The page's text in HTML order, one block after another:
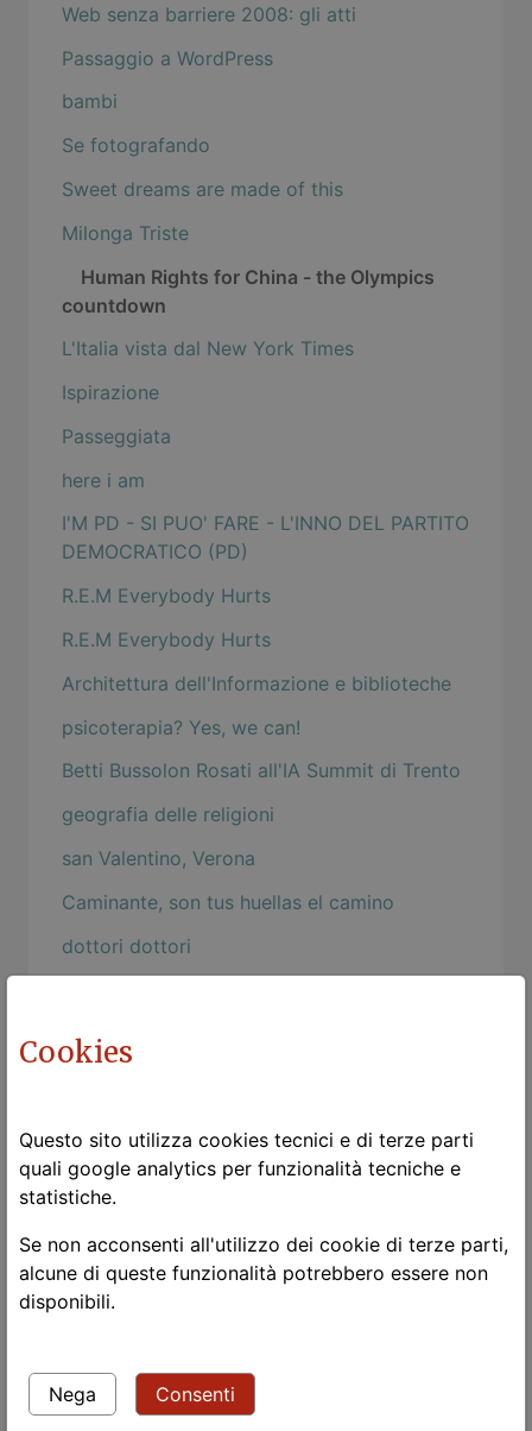
Web senza barriere 2008: gli atti
Passaggio a WordPress
bambi
Se fotografando
Sweet dreams are made of this
Milonga Triste
Human Rights for China - the Olympics
countdown
L'Italia vista dal New York Times
Ispirazione
Passeggiata
here i am
I'M PD - SI PUO' FARE - L'INNO DEL PARTITO
DEMOCRATICO (PD)
R.E.M Everybody Hurts
R.E.M Everybody Hurts
Architettura dell'Informazione e biblioteche
psicoterapia? Yes, we can!
Betti Bussolon Rosati all'IA Summit di Trento
geografia delle religioni
san Valentino, Verona
Caminante, son tus huellas el camino
dottori dottori
Ma quando due persone ...
Gli occhi delle donne
Rosch e la psicologia buddhista
Togliere la maschera
Mind Hacks: Osama Bin Language Acquistion
Le chat
Cookies
Questo sito utilizza cookies tecnici e di terze parti
quali google analytics per funzionalità tecniche e
statistiche.
Se non acconsenti all'utilizzo dei cookie di terze parti,
alcune di queste funzionalità potrebbero essere non
disponibili.
Nega Consenti